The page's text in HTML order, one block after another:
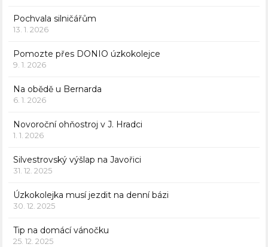
Pochvala silničářům
13. 1. 2026
Pomozte přes DONIO úzkokolejce
9. 1. 2026
Na obědě u Bernarda
6. 1. 2026
Novoroční ohňostroj v J. Hradci
1. 1. 2026
Silvestrovský výšlap na Javořici
31. 12. 2025
Úzkokolejka musí jezdit na denní bázi
30. 12. 2025
Tip na domácí vánočku
25. 12. 2025